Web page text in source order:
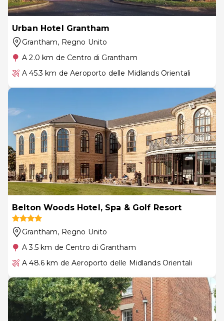
Urban Hotel Grantham
Grantham, Regno Unito
A 2.0 km de Centro di Grantham
A 45.3 km de Aeroporto delle Midlands Orientali
Belton Woods Hotel, Spa & Golf Resort
Grantham, Regno Unito
A 3.5 km de Centro di Grantham
A 48.6 km de Aeroporto delle Midlands Orientali